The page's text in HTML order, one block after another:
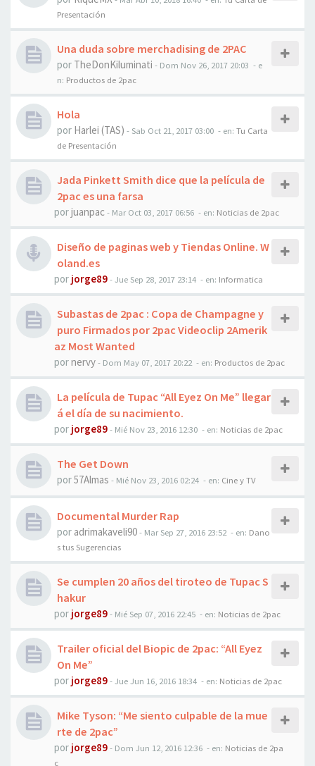
Presentación
Una duda sobre merchadising de 2PAC
por TheDonKiluminati - Dom Nov 26, 2017 20:03 - e
n: Productos de 2pac
Hola
por Harlei (TAS) - Sab Oct 21, 2017 03:00 - en: Tu Carta
de Presentación
Jada Pinkett Smith dice que la película de
2pac es una farsa
porjuanpac- Mar Oct 03, 2017 06:56 - en: Noticias de 2pac
Diseño de paginas web y Tiendas Online. W
oland.es
por jorge89-Jue Sep 28, 2017 23:14 - en: Informatica
Subastas de 2pac : Copa de Champagne y
puro Firmados por 2pac Videoclip 2Amerik
az Most Wanted
pornervy- Dom May 07, 2017 20:22 - en: Productos de 2pac
La película de Tupac “All Eyez On Me” llegar
á el día de su nacimiento.
por jorge89- Mié Nov 23, 2016 12:30 - en: Noticias de 2pac
The Get Down
por57Almas - Mié Nov 23, 2016 02:24 - en: Cine y TV
Documental Murder Rap
por adrimakaveli90- Mar Sep 27, 2016 23:52 - en: Dano
s tus Sugerencias
Se cumplen 20 años del tiroteo de Tupac S
hakur
por jorge89- Mié Sep 07, 2016 22:45 - en: Noticias de 2pac
Trailer oficial del Biopic de 2pac: “All Eyez
On Me”
por jorge89-Jue Jun 16, 2016 18:34 - en: Noticias de 2pac
Mike Tyson: “Me siento culpable de la mue
rte de 2pac”
por jorge89- Dom Jun 12, 2016 12:36 - en: Noticias de 2pa
c